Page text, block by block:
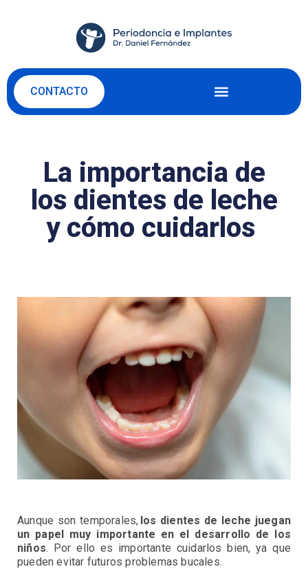
CONTACTO
La importancia de
los dientes de leche
y cómo cuidarlos
Aunque son temporales, los dientes de leche juegan
un papel muy importante en el desarrollo de los
niños. Por ello es importante cuidarlos bien, ya que
pueden evitar futuros problemas bucales.